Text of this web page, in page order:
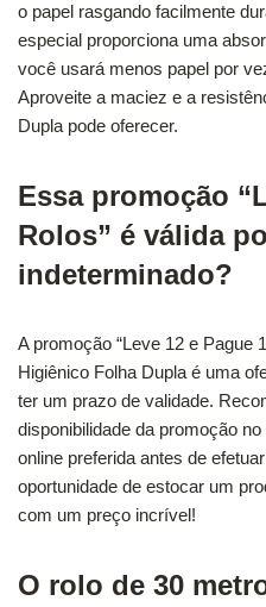
o papel rasgando facilmente
especial proporciona uma
você usará menos papel por
Aproveite a maciez e a
Dupla pode oferecer.
Essa promoção
Rolos” é válida
indeterminado?
A promoção “Leve 12 e Pague
Higiênico Folha Dupla é uma
ter um prazo de validade.
disponibilidade da promoção
online preferida antes de
oportunidade de estocar um
com um preço incrível!
O rolo de 30